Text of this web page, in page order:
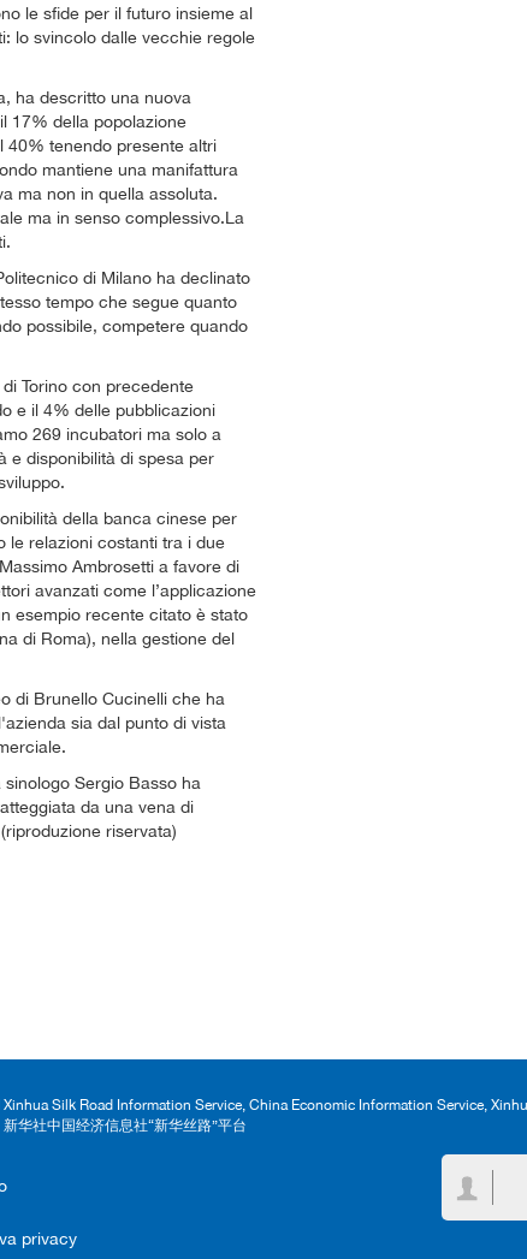
le sfide per il futuro insieme al
lo svincolo dalle vecchie regole
ha descritto una nuova
17% della popolazione
40% tenendo presente altri
mantiene una manifattura
ma non in quella assoluta.
ma in senso complessivo.La
di Milano ha declinato
tempo che segue quanto
possibile, competere quando
Torino con precedente
e il 4% delle pubblicazioni
269 incubatori ma solo a
e disponibilità di spesa per
della banca cinese per
le relazioni costanti tra i due
Ambrosetti a favore di
avanzati come l’applicazione
esempio recente citato è stato
di Roma), nella gestione del
di Brunello Cucinelli che ha
sia dal punto di vista
Sergio Basso ha
da una vena di
riservata)
Silk Road Information Service, China Economic Information Service,
华社中国经济信息社“新华丝路”平台
privacy